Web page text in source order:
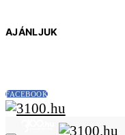
AJÁNLJUK
FACEBOOK